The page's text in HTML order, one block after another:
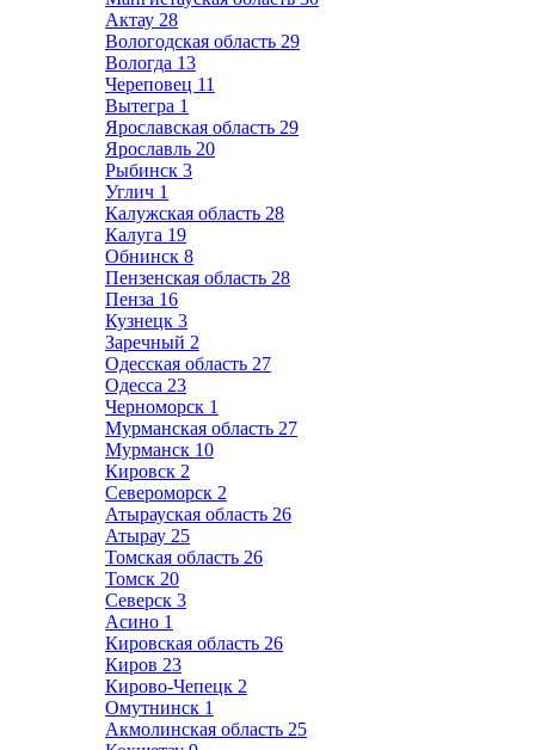
Актау 28
Вологодская область 29
Вологда 13
Череповец 11
Вытегра 1
Ярославская область 29
Ярославль 20
Рыбинск 3
Углич 1
Калужская область 28
Калуга 19
Обнинск 8
Пензенская область 28
Пенза 16
Кузнецк 3
Заречный 2
Одесская область 27
Одесса 23
Черноморск 1
Мурманская область 27
Мурманск 10
Кировск 2
Североморск 2
Атырауская область 26
Атырау 25
Томская область 26
Томск 20
Северск 3
Асино 1
Кировская область 26
Киров 23
Кирово-Чепецк 2
Омутнинск 1
Акмолинская область 25